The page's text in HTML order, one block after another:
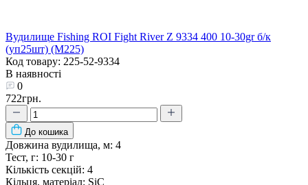
Вудилище Fishing ROI Fight River Z 9334 400 10-30gr б/к
(уп25шт) (M225)
Код товару: 225-52-9334
В наявності
0
722грн.
До кошика
Довжина вудилища, м: 4
Тест, г: 10-30 г
Кількість секцій: 4
Кільця, матеріал: SiC